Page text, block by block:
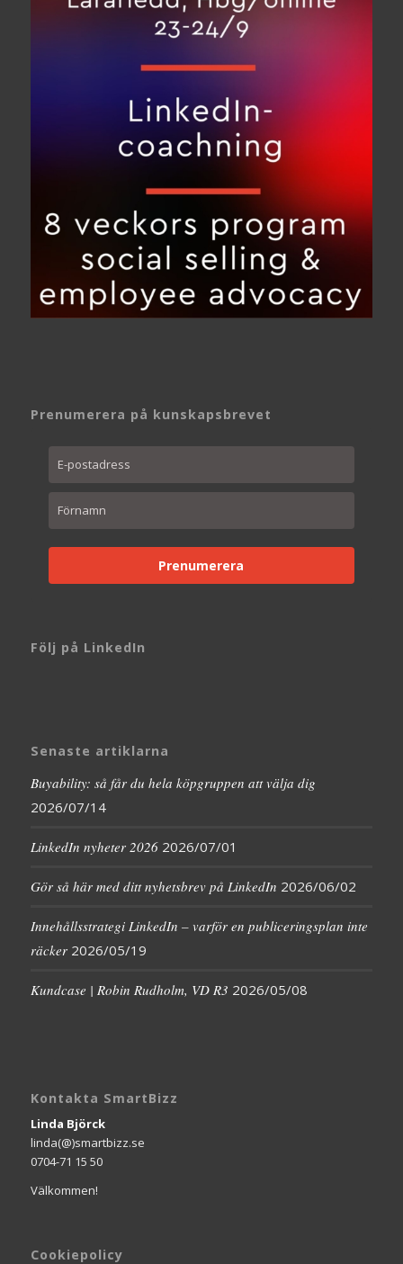
Prenumerera på kunskapsbrevet
Prenumerera
Följ på LinkedIn
Senaste artiklarna
Buyability: så får du hela köpgruppen att välja dig
2026/07/14
LinkedIn nyheter 2026 2026/07/01
Gör så här med ditt nyhetsbrev på LinkedIn 2026/06/02
Innehållsstrategi LinkedIn – varför en publiceringsplan inte
räcker 2026/05/19
Kundcase | Robin Rudholm, VD R3 2026/05/08
Kontakta SmartBizz
Linda Björck
linda(@)smartbizz.se
0704-71 15 50
Välkommen!
Cookiepolicy